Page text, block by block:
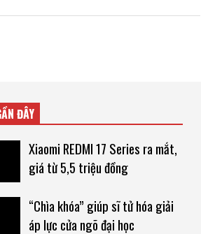
ĐÂY
Xiaomi REDMI 17 Series ra mắt,
giá từ 5,5 triệu đồng
“Chìa khóa” giúp sĩ tử hóa giải
áp lực cửa ngõ đại học